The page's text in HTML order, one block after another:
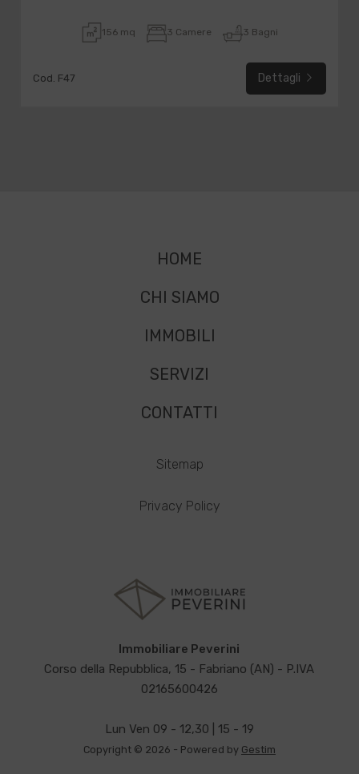
156 mq 3 Camere 3 Bagni
Cod. F47 Dettagli
HOME
CHI SIAMO
IMMOBILI
SERVIZI
CONTATTI
Sitemap
Privacy Policy
Immobiliare Peverini
Corso della Repubblica, 15 - Fabriano (AN) - P.IVA
02165600426
Lun Ven 09 - 12,30 | 15 - 19
Copyright © 2026 - Powered by Gestim